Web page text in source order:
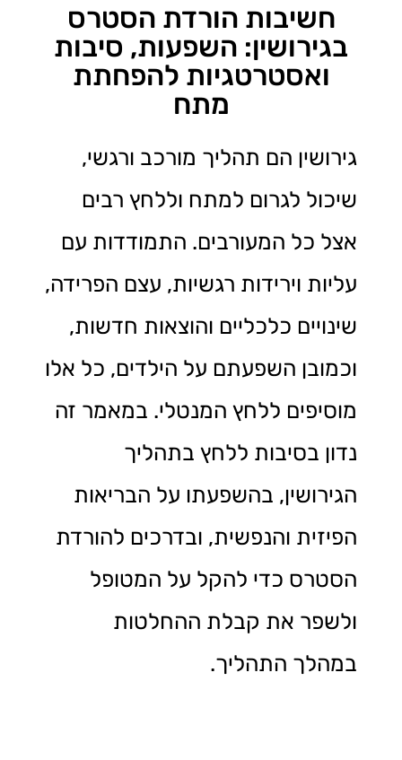
חשיבות הורדת הסטרס
בגירושין: השפעות, סיבות
ואסטרטגיות להפחתת
מתח
גירושין הם תהליך מורכב ורגשי,
שיכול לגרום למתח וללחץ רבים
אצל כל המעורבים. התמודדות עם
עליות וירידות רגשיות, עצם הפרידה,
שינויים כלכליים והוצאות חדשות,
וכמובן השפעתם על הילדים, כל אלו
מוסיפים ללחץ המנטלי. במאמר זה
נדון בסיבות ללחץ בתהליך
הגירושין, בהשפעתו על הבריאות
הפיזית והנפשית, ובדרכים להורדת
הסטרס כדי להקל על המטופל
ולשפר את קבלת ההחלטות
במהלך התהליך.